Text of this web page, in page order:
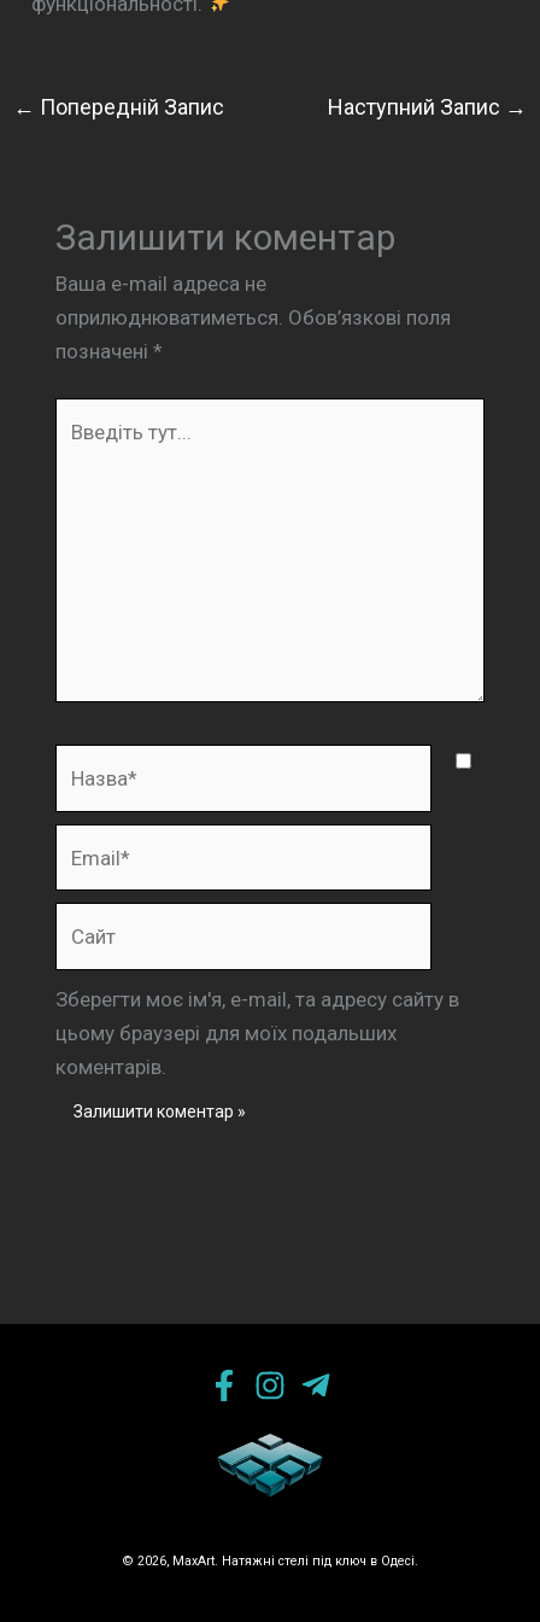
← Попередній Запис Наступний Запис →
Залишити коментар
Ваша e-mail адреса не
оприлюднюватиметься. Обов’язкові поля
позначені *
Зберегти моє ім'я, e-mail, та адресу сайту в
цьому браузері для моїх подальших
коментарів.
© 2026, MaxArt. Натяжні стелі під ключ в Одесі.